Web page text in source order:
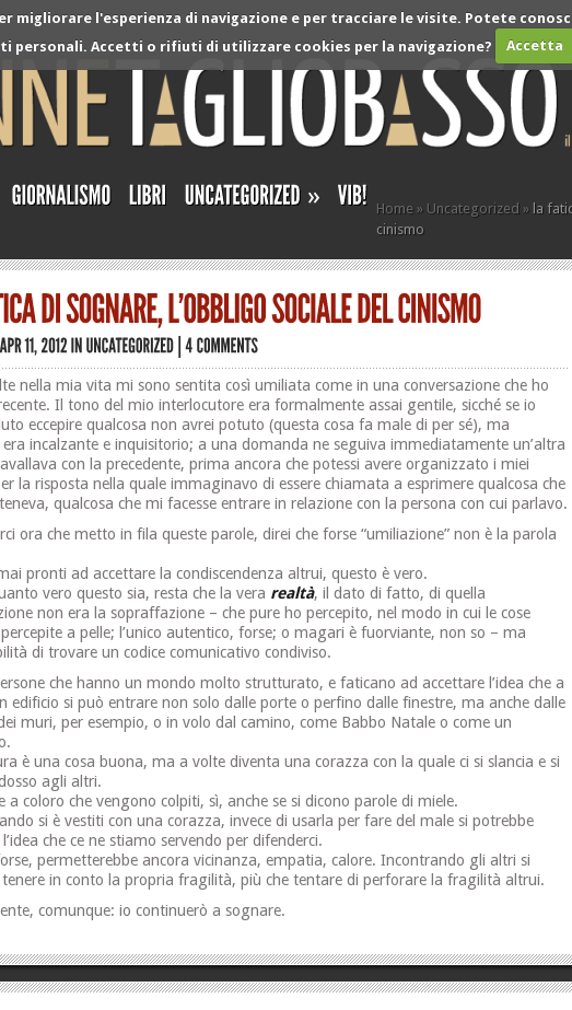
migliorare l'esperienza di navigazione e per tracciare le visite. Potete
personali. Accetti o rifiuti di utilizzare cookies per la navigazione?
Accetta
» Home » Uncategorized » la
cinismo
nella mia vita mi sono sentita così umiliata come in una conversazione che ho
Il tono del mio interlocutore era formalmente assai gentile, sicché se io
eccepire qualcosa non avrei potuto (questa cosa fa male di per sé), ma
era incalzante e inquisitorio; a una domanda ne seguiva immediatamente un’altra
con la precedente, prima ancora che potessi avere organizzato i miei
la risposta nella quale immaginavo di essere chiamata a esprimere qualcosa che
qualcosa che mi facesse entrare in relazione con la persona con cui parlavo.
ora che metto in fila queste parole, direi che forse “umiliazione” non è la parola
pronti ad accettare la condiscendenza altrui, questo è vero.
vero questo sia, resta che la vera realtà, il dato di fatto, di quella
non era la sopraffazione – che pure ho percepito, nel modo in cui le cose
a pelle; l’unico autentico, forse; o magari è fuorviante, non so – ma
di trovare un codice comunicativo condiviso.
che hanno un mondo molto strutturato, e faticano ad accettare l’idea che a
edificio si può entrare non solo dalle porte o perfino dalle finestre, ma anche dalle
muri, per esempio, o in volo dal camino, come Babbo Natale o come un
è una cosa buona, ma a volte diventa una corazza con la quale ci si slancia e si
agli altri.
a coloro che vengono colpiti, sì, anche se si dicono parole di miele.
si è vestiti con una corazza, invece di usarla per fare del male si potrebbe
che ce ne stiamo servendo per difenderci.
permetterebbe ancora vicinanza, empatia, calore. Incontrando gli altri si
in conto la propria fragilità, più che tentare di perforare la fragilità altrui.
comunque: io continuerò a sognare.